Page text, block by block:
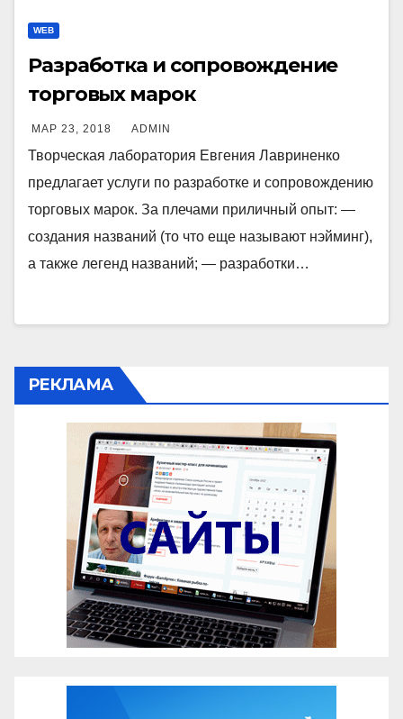
WEB
Разработка и сопровождение
торговых марок
МАР 23, 2018 ADMIN
Творческая лаборатория Евгения Лавриненко
предлагает услуги по разработке и сопровождению
торговых марок. За плечами приличный опыт: —
создания названий (то что еще называют нэйминг),
а также легенд названий; — разработки…
РЕКЛАМА